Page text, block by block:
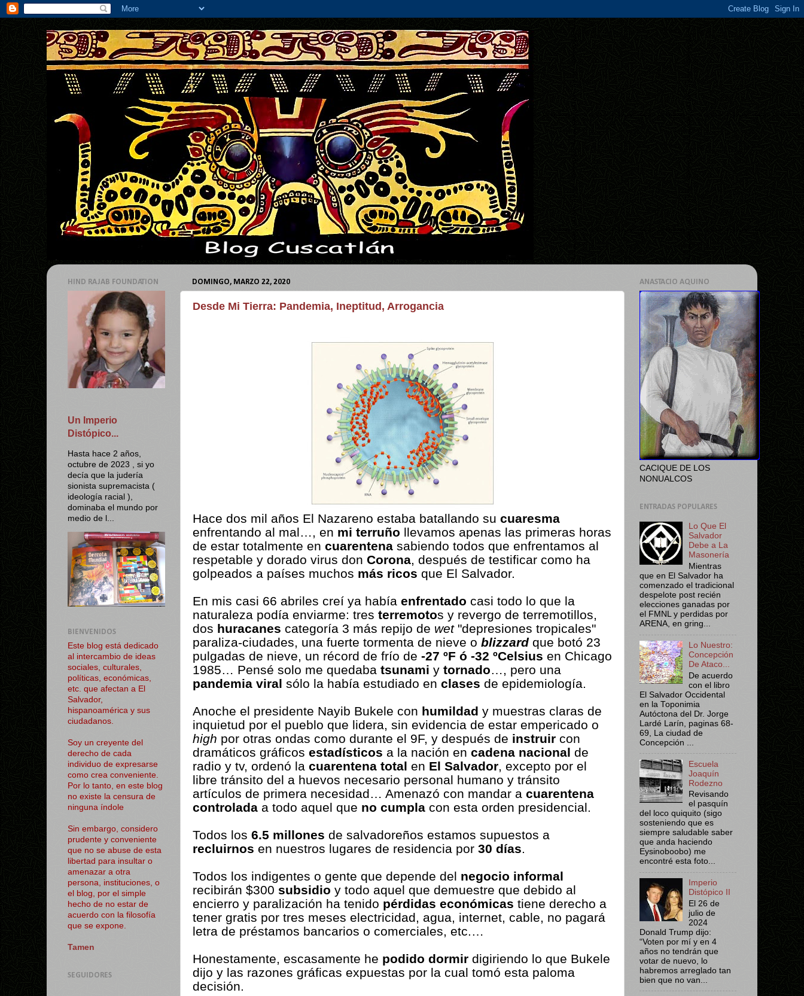
DOMINGO, MARZO 22, 2020
Desde Mi Tierra: Pandemia, Ineptitud, Arrogancia
Hace dos mil años El Nazareno estaba batallando su cuaresma
enfrentando al mal…, en mi terruño llevamos apenas las primeras horas
de estar totalmente en cuarentena sabiendo todos que enfrentamos al
respetable y dorado virus don Corona, después de testificar como ha
golpeados a países muchos más ricos que El Salvador.
En mis casi 66 abriles creí ya había enfrentado casi todo lo que la
naturaleza podía enviarme: tres terremotos y revergo de terremotillos,
dos huracanes categoría 3 más repijo de wet"depresiones tropicales"
paraliza-ciudades, una fuerte tormenta de nieve o blizzard que botó 23
pulgadas de nieve, un récord de frío de -27 ºF ó -32 ºCelsius en Chicago
1985… Pensé solo me quedaba tsunami y tornado…, pero una
pandemia viral sólo la había estudiado en clases de epidemiología.
Anoche el presidente Nayib Bukele con humildad y muestras claras de
inquietud por el pueblo que lidera, sin evidencia de estar empericado o
high por otras ondas como durante el 9F, y después de instruir con
dramáticos gráficos estadísticos a la nación en cadena nacional de
radio y tv, ordenó la cuarentena total en El Salvador, excepto por el
libre tránsito del a huevos necesario personal humano y tránsito
artículos de primera necesidad… Amenazó con mandar a cuarentena
controlada a todo aquel que no cumpla con esta orden presidencial.
Todos los 6.5 millones de salvadoreños estamos supuestos a
recluirnos en nuestros lugares de residencia por 30 días.
Todos los indigentes o gente que depende del negocio informal
recibirán $300 subsidio y todo aquel que demuestre que debido al
encierro y paralización ha tenido pérdidas económicas tiene derecho a
tener gratis por tres meses electricidad, agua, internet, cable, no pagará
letra de préstamos bancarios o comerciales, etc.…
Honestamente, escasamente he podido dormir digiriendo lo que Bukele
dijo y las razones gráficas expuestas por la cual tomó esta paloma
decisión.
HIND RAJAB FOUNDATION
Un Imperio
Distópico...
Hasta hace 2 años,
octubre de 2023 , si yo
decía que la judería
sionista supremacista (
ideología racial ),
dominaba el mundo por
medio de l...
BIENVENIDOS
Este blog está dedicado
al intercambio de ideas
sociales, culturales,
políticas, económicas,
etc. que afectan a El
Salvador,
hispanoamérica y sus
ciudadanos.
Soy un creyente del
derecho de cada
individuo de expresarse
como crea conveniente.
Por lo tanto, en este blog
no existe la censura de
ninguna índole
Sin embargo, considero
prudente y conveniente
que no se abuse de esta
libertad para insultar o
amenazar a otra
persona, instituciones, o
el blog, por el simple
hecho de no estar de
acuerdo con la filosofía
que se expone.
Tamen
SEGUIDORES
ANASTACIO AQUINO
CACIQUE DE LOS
NONUALCOS
ENTRADAS POPULARES
Lo Que El
Salvador
Debe a La
Masonería
Mientras
que en El Salvador ha
comenzado el tradicional
despelote post recién
elecciones ganadas por
el FMNL y perdidas por
ARENA, en gring...
Lo Nuestro:
Concepción
De Ataco...
De acuerdo
con el libro
El Salvador Occidental
en la Toponimia
Autóctona del Dr. Jorge
Lardé Larín, paginas 68-
69, La ciudad de
Concepción ...
Escuela
Joaquín
Rodezno
Revisando
el pasquín
del loco quiquito (sigo
sosteniendo que es
siempre saludable saber
que anda haciendo
Eysinoboobo) me
encontré esta foto...
Imperio
Distópico II
El 26 de
julio de
2024
Donald Trump dijo:
“Voten por mí y en 4
años no tendrán que
votar de nuevo, lo
habremos arreglado tan
bien que no van...